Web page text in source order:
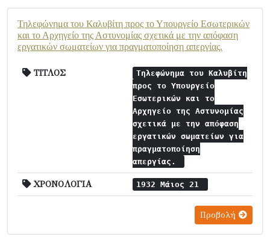
Τηλεφώνημα του Καλυβίτη προς το Υπουργείο Εσωτερικών
και το Αρχηγείο της Αστυνομίας σχετικά με την απόφαση
εργατικών σωματείων για πραγματοποίηση απεργίας.
ΤΙΤΛΟΣ
Τηλεφώνημα του Καλυβίτη
προς το Υπουργείο
Εσωτερικών και το
Αρχηγείο της Αστυνομίας
σχετικά με την απόφαση
εργατικών σωματείων για
πραγματοποίηση
απεργίας.
ΧΡΟΝΟΛΟΓΙΑ 1932 Μάιος 21
Προβολή